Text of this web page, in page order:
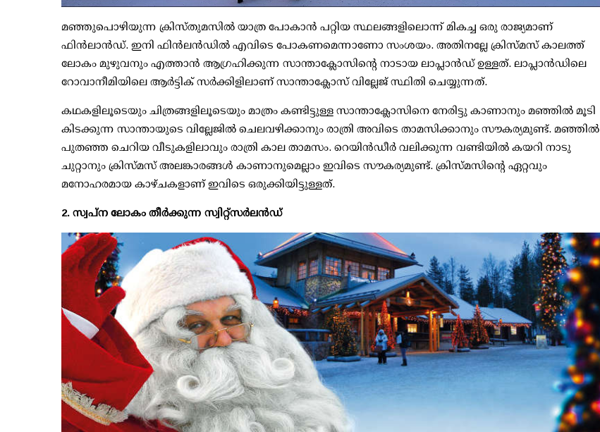
മഞ്ഞുപൊഴിയുന്ന ക്രിസ്തുമസില്‍ യാത്ര പോകാന്‍ പറ്റിയ സ്ഥലങ്ങളിലൊന്ന് മികച്ച ഒരു രാജ്യമാണ്
ഫിന്‍ലാന്‍ഡ്. ഇനി ഫിന്‍ലന്‍ഡില്‍ എവിടെ പോകണമെന്നാണോ സംശയം. അതിനല്ലേ ക്രിസ്മസ് കാലത്ത്
ലോകം മുഴുവനും എത്താന്‍ ആഗ്രഹിക്കുന്ന സാന്താക്ലോസിന്റെ നാടായ ലാപ്ലാന്‍ഡ് ഉള്ളത്. ലാപ്ലാന്‍ഡിലെ
റോവാനീമിയിലെ ആര്‍ട്ടിക് സര്‍ക്കിളിലാണ് സാന്താക്ലോസ് വില്ലേജ് സ്ഥിതി ചെയ്യുന്നത്.
കഥകളിലൂടെയും ചിത്രങ്ങളിലൂടെയും മാത്രം കണ്ടിട്ടുള്ള സാന്താക്ലോസിനെ നേരിട്ടു കാണാനും മഞ്ഞില്‍ മൂടി
കിടക്കുന്ന സാന്തായുടെ വില്ലേജില്‍ ചെലവഴിക്കാനും രാത്രി അവിടെ താമസിക്കാനും സൗകര്യമുണ്ട്. മഞ്ഞില്‍
പുതഞ്ഞ ചെറിയ വീടുകളിലാവും രാത്രി കാല താമസം. റെയിന്‍ഡീര്‍ വലിക്കുന്ന വണ്ടിയില്‍ കയറി നാടു
ചുറ്റാനും ക്രിസ്മസ് അലങ്കാരങ്ങള്‍ കാണാനുമെല്ലാം ഇവിടെ സൗകര്യമുണ്ട്. ക്രിസ്മസിന്റെ ഏറ്റവും
മനോഹരമായ കാഴ്ചകളാണ് ഇവിടെ ഒരുക്കിയിട്ടുള്ളത്.
2. സ്വപ്ന ലോകം തീര്‍ക്കുന്ന സ്വിറ്റ്‌സര്‍ലന്‍ഡ്